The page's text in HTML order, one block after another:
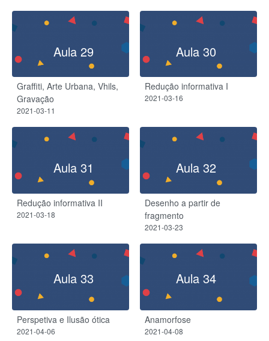
Aula 29
Graffiti, Arte Urbana, Vhils,
Gravação
2021-03-11
Aula 30
Redução informativa I
2021-03-16
Aula 31
Redução informativa II
2021-03-18
Aula 32
Desenho a partir de
fragmento
2021-03-23
Aula 33
Perspetiva e Ilusão ótica
2021-04-06
Aula 34
Anamorfose
2021-04-08